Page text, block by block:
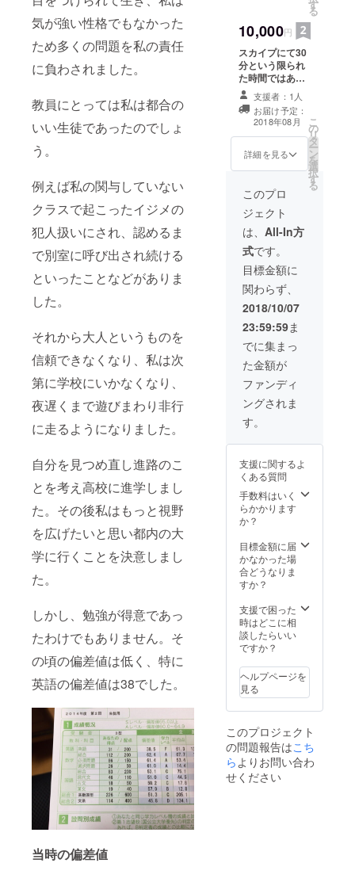
気が強い性格でもなかった
ため多くの問題を私の責任
に負わされました。
教員にとっては私は都合の
いい生徒であったのでしょ
う。
例えば私の関与していない
クラスで起こったイジメの
犯人扱いにされ、認めるま
で別室に呼び出され続ける
といったことなどがありま
した。
それから大人というものを
信頼できなくなり、私は次
第に学校にいかなくなり、
夜遅くまで遊びまわり非行
に走るようになりました。
自分を見つめ直し進路のこ
とを考え高校に進学しまし
た。その後私はもっと視野
を広げたいと思い都内の大
学に行くことを決意しまし
た。
しかし、勉強が得意であっ
たわけでもありません。そ
の頃の偏差値は低く、特に
英語の偏差値は38でした。
当時の偏差値
す
る
10,000円
スカイプにて30
分という限られ
た時間ではあり
ますが英語の授
業をさせて頂き
ます。 受験英語
で、偏差値30台
から60台後半程
度にあげるので
もプロセスを間
違えず努力すれ
ば、必ず実現で
きます。自分が
そうでした。
支援者：1人
お届け予定：
2018年08月
詳細を見る
こ
の
リ
タ
ー
ン
を
選
択
す
る
このプロ
ジェクト
は、 All-In方
式です。
目標金額に
関わらず、
2018/10/07
23:59:59ま
でに集まっ
た金額が
ファンディ
ングされま
す。
支援に関するよ
くある質問
手数料はいく
らかかります
か？
目標金額に届
かなかった場
合どうなりま
すか？
支援で困った
時はどこに相
談したらいい
ですか？
ヘルプページを
見る
このプロジェクト
の問題報告はこち
らよりお問い合わ
せください